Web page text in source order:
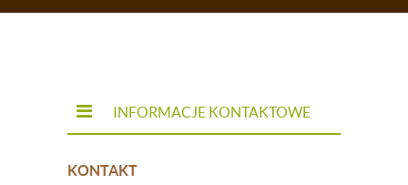
INFORMACJE KONTAKTOWE
KONTAKT